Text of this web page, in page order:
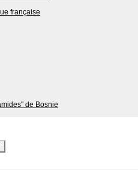
française
de Bosnie